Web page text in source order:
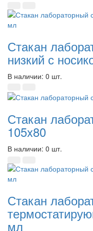
Стакан
низкий с
В наличии: 0 шт.
Стакан
105x80
В наличии: 0 шт.
Стакан
мл